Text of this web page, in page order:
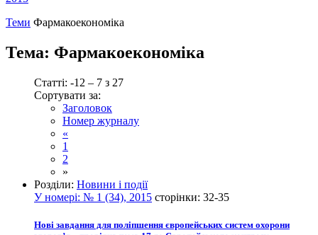
Теми Фармакоекономіка
Тема: Фармакоекономіка
Статті: -12 – 7 з 27
Сортувати за:
Заголовок
Номер журналу
«
1
2
»
Розділи: Новини і події
У номері: № 1 (34), 2015 сторінки: 32-35
Нові завдання для поліпшення європейських систем охорони